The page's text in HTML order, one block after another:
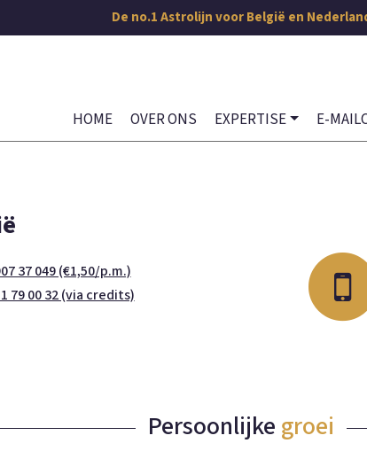
De no.1 Astrolijn voor België en
HOME OVER ONS EXPERTISE E-
37 049 (€1,50/p.m.)
79 00 32 (via credits)
Persoonlijke groei